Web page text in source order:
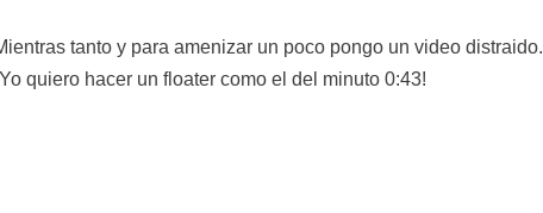
tanto y para amenizar un poco pongo un video distraido.
quiero hacer un floater como el del minuto 0:43!